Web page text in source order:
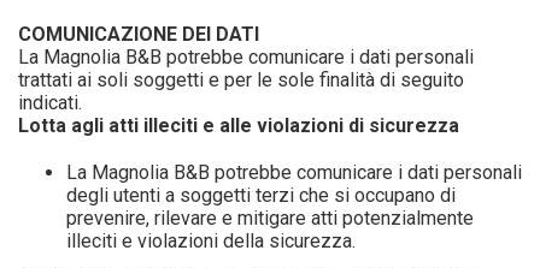
COMUNICAZIONE DEI DATI
La Magnolia B&B potrebbe comunicare i dati personali
trattati ai soli soggetti e per le sole finalità di seguito
indicati.
Lotta agli atti illeciti e alle violazioni di sicurezza
La Magnolia B&B potrebbe comunicare i dati personali
degli utenti a soggetti terzi che si occupano di
prevenire, rilevare e mitigare atti potenzialmente
illeciti e violazioni della sicurezza.